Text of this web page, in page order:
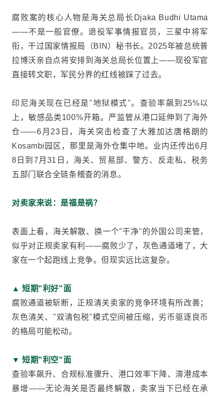
腐败案的核心人物是海关总局长Djaka Budhi Utama
——不是一般官僚。退役军事情报官员，三星中将军
衔，干过国家情报局（BIN）秘书长。2025年被总统普
拉博沃亲自点将安排到海关总局长位置上——现役军官
直接转文职，军民分界的红线被踩了过去。
印尼海关现在已经是"地狱模式"。查验率飙到25%以
上，敏感品类100%开箱。严监管从港口延伸到了海外
仓——6月23日，海关突击检查了大雅加达唐格朗的
Kosambi园区，那里是海外仓集中地。业内还传出6月
8日到7月31日，海关、贸易部、警方、反走私、税务
五部门联合全链条稽查的消息。
对卖家来说：是福是祸？
表面上看，海关解散、换一个"干净"的外国公司来管，
似乎对正规卖家有利——腐败少了，灰色通道堵了，大
家在一个起跑线上竞争。但现实远比这复杂。
▲ 短期"利好"面
腐败通道被斩断，正规清关卖家的竞争环境有所改善；
灰色清关、"双清包税"模式空间被压缩，劣币驱逐良币
的格局可能松动。
▼ 短期"利空"面
查验率飙升、合规标准骤升、港口效率下降、滞港成本
暴增——无论海关是否最终解散，卖家当下已经在承